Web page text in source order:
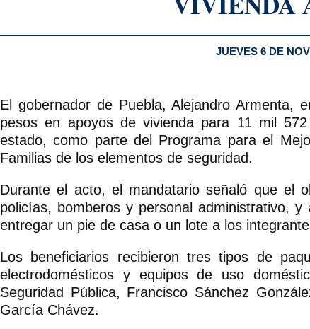
JUEVES 6 DE
El gobernador de Puebla, Alejandro Armenta,
pesos en apoyos de vivienda para 11 mil
estado, como parte del Programa para el
Familias de los elementos de seguridad.
Durante el acto, el mandatario señaló que el
policías, bomberos y personal administrativo,
entregar un pie de casa o un lote a los
Los beneficiarios recibieron tres tipos de
electrodomésticos y equipos de uso
Seguridad Pública, Francisco Sánchez
García Chávez.